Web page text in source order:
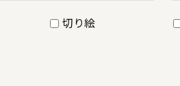
切り絵